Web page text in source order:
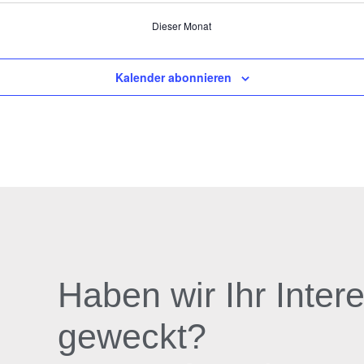
Dieser Monat
Kalender abonnieren
Haben wir Ihr
geweckt?